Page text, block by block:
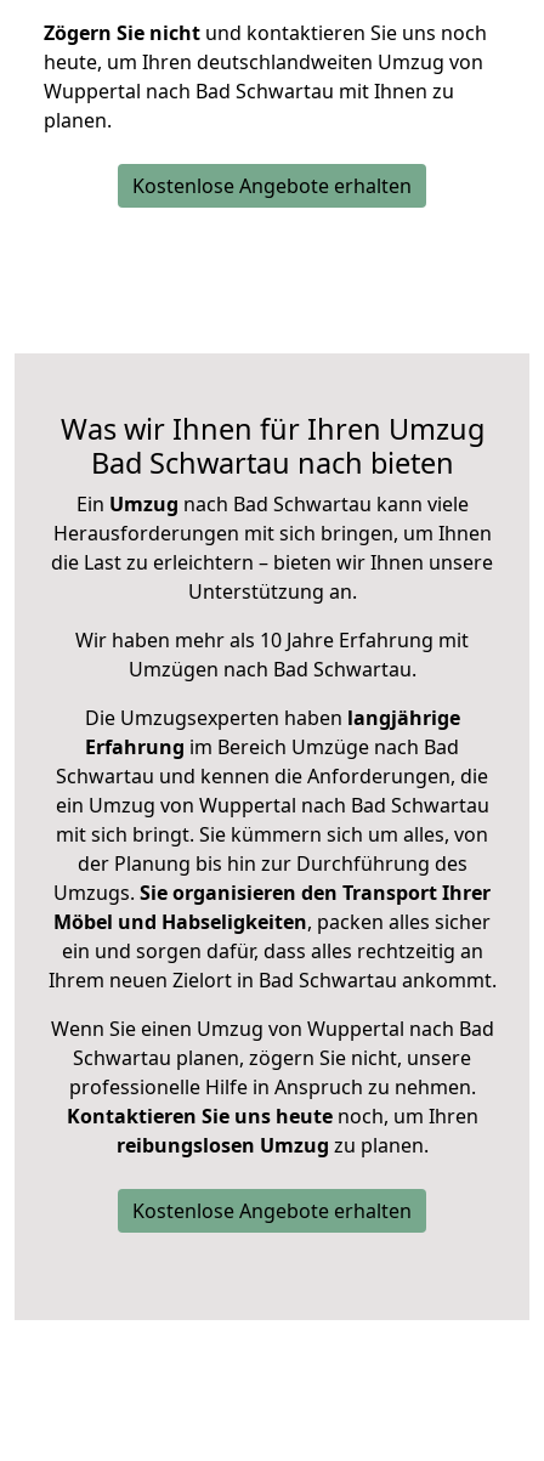
Zögern Sie nicht und kontaktieren Sie uns noch
heute, um Ihren deutschlandweiten Umzug von
Wuppertal nach Bad Schwartau mit Ihnen zu
planen.
Kostenlose Angebote erhalten
Was wir Ihnen für Ihren Umzug
Bad Schwartau nach bieten
Ein Umzug nach Bad Schwartau kann viele
Herausforderungen mit sich bringen, um Ihnen
die Last zu erleichtern – bieten wir Ihnen unsere
Unterstützung an.
Wir haben mehr als 10 Jahre Erfahrung mit
Umzügen nach Bad Schwartau.
Die Umzugsexperten haben langjährige
Erfahrung im Bereich Umzüge nach Bad
Schwartau und kennen die Anforderungen, die
ein Umzug von Wuppertal nach Bad Schwartau
mit sich bringt. Sie kümmern sich um alles, von
der Planung bis hin zur Durchführung des
Umzugs. Sie organisieren den Transport Ihrer
Möbel und Habseligkeiten, packen alles sicher
ein und sorgen dafür, dass alles rechtzeitig an
Ihrem neuen Zielort in Bad Schwartau ankommt.
Wenn Sie einen Umzug von Wuppertal nach Bad
Schwartau planen, zögern Sie nicht, unsere
professionelle Hilfe in Anspruch zu nehmen.
Kontaktieren Sie uns heutenoch, um Ihren
reibungslosen Umzug zu planen.
Kostenlose Angebote erhalten